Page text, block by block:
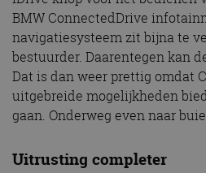
BMW ConnectedDrive
navigatiesysteem zit bijna te
bestuurder. Daarentegen kan
Dat is dan weer prettig omdat
uitgebreide mogelijkheden
gaan. Onderweg even naar
Uitrusting completer